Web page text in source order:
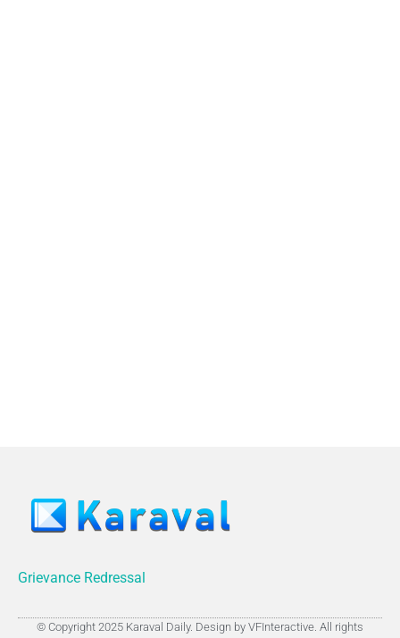
Grievance Redressal
© Copyright 2025 Karaval Daily. Design by VFInteractive. All rights